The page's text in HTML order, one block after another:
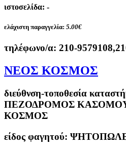
ιστοσελίδα: -
ελάχιστη παραγγελία: 5.00€
τηλέφωνο/α: 210-
ΝΕΟΣ ΚΟΣΜΟΣ
διεύθνση-τοποθεσία
ΠΕΖΟΔΡΟΜΟΣ
ΚΟΣΜΟΣ
είδος φαγητού: